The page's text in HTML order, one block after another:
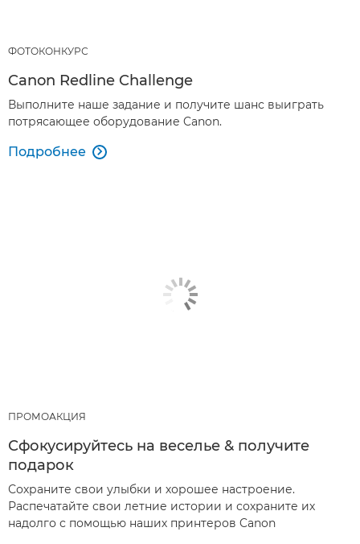
ФОТОКОНКУРС
Canon Redline Challenge
Выполните наше задание и получите шанс выиграть
потрясающее оборудование Canon.
Подробнее 
ПРОМОАКЦИЯ
Сфокусируйтесь на веселье & получите
подарок
Сохраните свои улыбки и хорошее настроение.
Распечатайте свои летние истории и сохраните их
надолго с помощью наших принтеров Canon